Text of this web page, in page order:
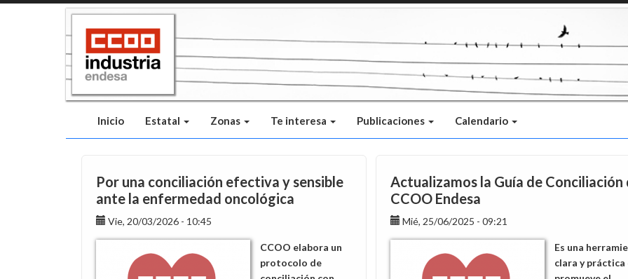
Inicio Estatal Zonas Te interesa Publicaciones Calendario
Por una conciliación efectiva y sensible
ante la enfermedad oncológica
Vie, 20/03/2026 - 10:45
CCOO elabora un
protocolo de
Actualizamos la Guía de Conciliación
CCOO Endesa
Mié, 25/06/2025 - 09:21
Es una
clara y práctica